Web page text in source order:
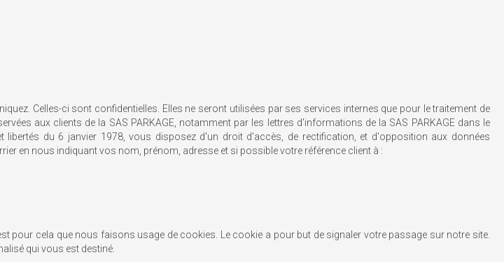
Celles-ci sont confidentielles. Elles ne seront utilisées par ses services internes que pour le traitement de
aux clients de la SAS PARKAGE, notamment par les lettres d'informations de la SAS PARKAGE dans le
du 6 janvier 1978, vous disposez d'un droit d'accès, de rectification, et d'opposition aux données
en nous indiquant vos nom, prénom, adresse et si possible votre référence client à :
pour cela que nous faisons usage de cookies. Le cookie a pour but de signaler votre passage sur notre site.
qui vous est destiné.